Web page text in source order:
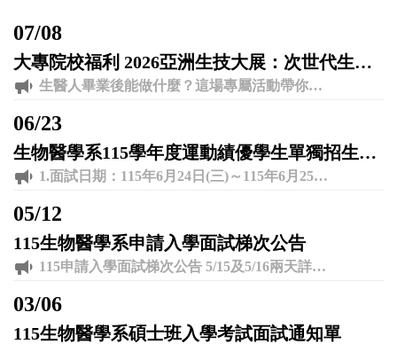
07/08
大專院校福利 2026亞洲生技大展：次世代生醫論壇 ╳ 企業直擊！
生醫人畢業後能做什麼？這場專屬活動帶你走出實驗室，提早接軌產業真實樣貌！ ? 活動雙重亮點 ? 上半場｜4位CEOs 職場對談 與 AI 智慧醫療、精準醫療、CDMO 重量級高管面對面，暢聊產業趨勢與企業渴求的即戰力！ ? 下半場｜生技展企業參訪 專人帶隊直擊展場！由企業主管親自解說公司亮點，並享有與前輩當面交流的專屬時光！ ? 【活動資訊】 時間： 7/18（六）13:00 - 16:30 地點： 南港展覽館 1 館 4 樓 404 室 對象： 全台生醫系所大學、碩博士生 費用： 免費（各路線名額有限，依報名順序優先分發） 手刀報名? http://short.biotech-edu.com/99ulp8
06/23
生物醫學系115學年度運動績優學生單獨招生面試梯次暨相關說明
1.面試日期：115年6月24日(三)～115年6月25日(四) 2.報到地點:生物醫學系系辦公室J501。 3.面試地點:生物醫學系會議室J501-03。 其他相關說明及面試時間梯次請參閱附件。
05/12
115生物醫學系申請入學面試梯次公告
115申請入學面試梯次公告 5/15及5/16兩天詳見附件 如有需要異動時間，請於上班時間來電生物醫學系 連絡電話04-8511888轉4251 聯絡人:蕭小姐
03/06
115生物醫學系碩士班入學考試面試通知單